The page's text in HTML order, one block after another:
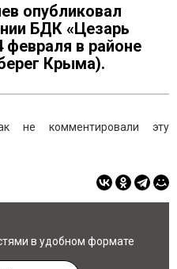
опубликовал
БДК «Цезарь
февраля в районе
Крыма).
не комментировали эту
в удобном формате